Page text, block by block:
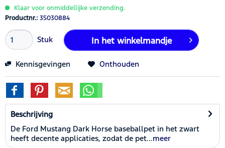
Klaar voor onmiddellijke verzending.
Productnr.: 35030884
Stuk In het winkelmandje
Kennisgevingen Onthouden
Beschrijving
De Ford Mustang Dark Horse baseballpet in het zwart
heeft decente applicaties, zodat de pet...meer